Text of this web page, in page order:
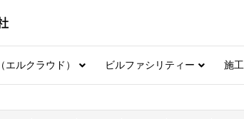
エルクラウド） ビルファシリティー 施